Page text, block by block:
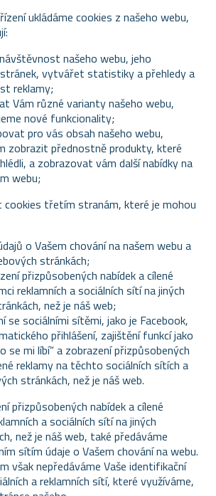
ukládáme cookies z našeho webu,
našeho webu, jeho
vytvářet statistiky a přehledy a
reklamy;
Vám různé varianty našeho webu,
nové funkcionality;
pro vás obsah našeho webu,
zobrazit přednostně produkty, které
a zobrazovat vám další nabídky na
webu;
cookies třetím stranám, které je mohou
o Vašem chování na našem webu a
stránkách;
přizpůsobených nabídek a cílené
reklamních a sociálních sítí na jiných
než je náš web;
se sociálními sítěmi, jako je Facebook,
přihlášení, zajištění funkcí jako
se mi líbí“ a zobrazení přizpůsobených
reklamy na těchto sociálních sítích a
stránkách, než je náš web.
přizpůsobených nabídek a cílené
a sociálních sítí na jiných
než je náš web, také předáváme
sítím údaje o Vašem chování na webu.
však nepředáváme Vaše identifikační
a reklamních sítí, které využíváme,